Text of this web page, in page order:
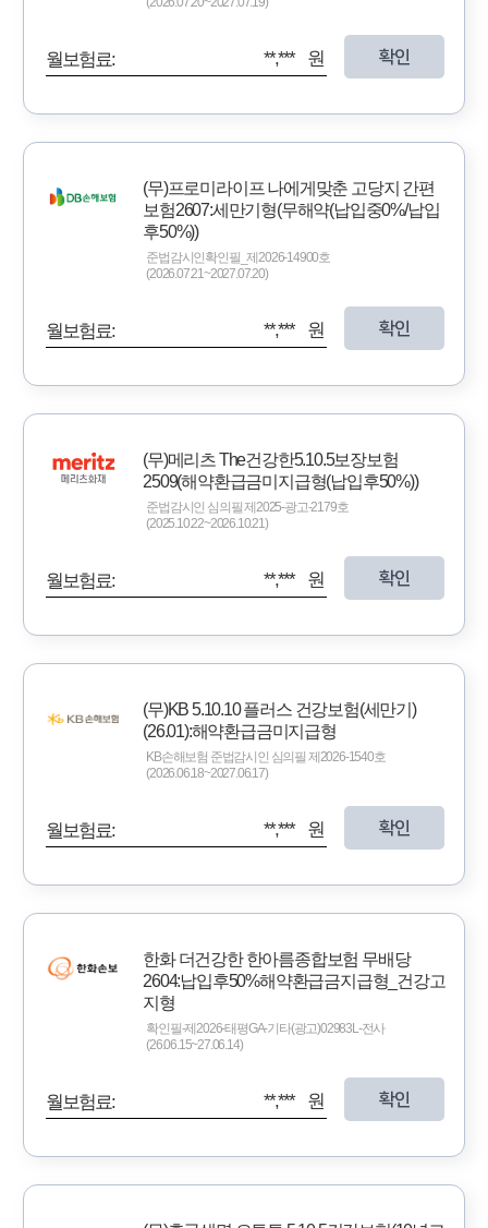
월보험료: **,*** 원 확인
(무)프로미라이프 나에게맞춘 고당지 간편
보험2607:세만기형(무해약(납입중0%/납입
후50%))
준법감시인확인필_제2026-14900호
(2026.07.21~2027.07.20)
월보험료: **,*** 원 확인
(무)메리츠 The건강한5.10.5보장보험
2509(해약환급금미지급형(납입후50%))
준법감시인 심의필 제2025-광고-2179호
(2025.10.22~2026.10.21)
월보험료: **,*** 원 확인
(무)KB 5.10.10 플러스 건강보험(세만기)
(26.01):해약환급금미지급형
KB손해보험 준법감시인 심의필 제2026-1540호
(2026.06.18~2027.06.17)
월보험료: **,*** 원 확인
한화 더건강한 한아름종합보험 무배당
2604:납입후50%해약환급금지급형_건강고
지형
확인필-제2026-태평GA-기타(광고)02983L-전사
(26.06.15~27.06.14)
월보험료: **,*** 원 확인